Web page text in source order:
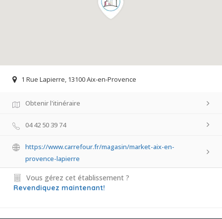
1 Rue Lapierre, 13100 Aix-en-Provence
Obtenir l'itinéraire
04 42 50 39 74
https://www.carrefour.fr/magasin/market-aix-en-
provence-lapierre
Vous gérez cet établissement ?
Revendiquez maintenant!